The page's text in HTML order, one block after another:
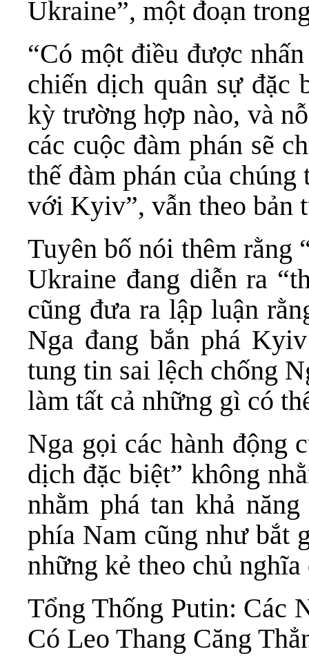
Ukraine”, một đoạn
“Có một điều được
chiến dịch quân sự đặc
kỳ trường hợp nào, và
các cuộc đàm phán sẽ
thế đàm phán của
với Kyiv”, vẫn theo bản
Tuyên bố nói thêm rằng
Ukraine đang diễn ra
cũng đưa ra lập luận
Nga đang bắn phá
tung tin sai lệch chống
làm tất cả những gì có
Nga gọi các hành động
dịch đặc biệt” không
nhằm phá tan khả
phía Nam cũng như bắt
những kẻ theo chủ
Tổng Thống Putin: Các
Có Leo Thang Căng